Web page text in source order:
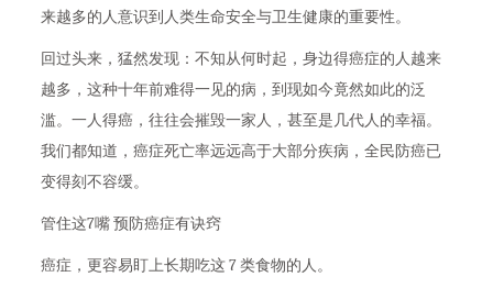
来越多的人意识到人类生命安全与卫生健康的重要性。
回过头来，猛然发现：不知从何时起，身边得癌症的人越来
越多，这种十年前难得一见的病，到现如今竟然如此的泛
滥。一人得癌，往往会摧毁一家人，甚至是几代人的幸福。
我们都知道，癌症死亡率远远高于大部分疾病，全民防癌已
变得刻不容缓。
管住这7嘴 预防癌症有诀窍
癌症，更容易盯上长期吃这 7 类食物的人。